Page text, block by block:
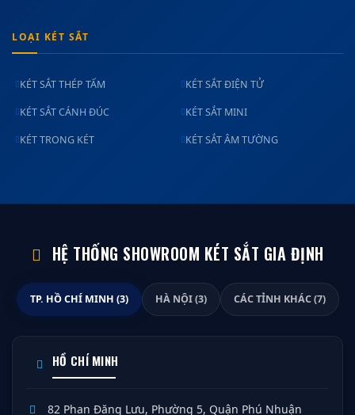
LOẠI KÉT SẮT
KÉT SẮT THÉP TẤM KÉT SẮT ĐIỆN TỬ
KÉT SẮT CÁNH ĐÚC KÉT SẮT MINI
KÉT TRONG KÉT KÉT SẮT ÂM TƯỜNG
HỆ THỐNG SHOWROOM KÉT SẮT GIA ĐỊNH
TP. HỒ CHÍ MINH (3) HÀ NỘI (3) CÁC TỈNH KHÁC (7)
HỒ CHÍ MINH
82 Phan Đăng Lưu, Phường 5, Quận Phú Nhuận